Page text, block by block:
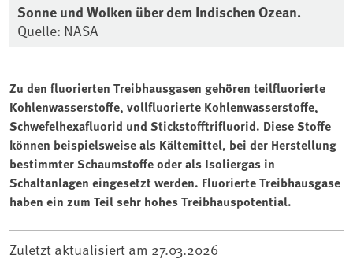
Sonne und Wolken über dem Indischen Ozean.
Quelle: NASA
Zu den fluorierten Treibhausgasen gehören teilfluorierte
Kohlenwasserstoffe, vollfluorierte Kohlenwasserstoffe,
Schwefelhexafluorid und Stickstofftrifluorid. Diese Stoffe
können beispielsweise als Kältemittel, bei der Herstellung
bestimmter Schaumstoffe oder als Isoliergas in
Schaltanlagen eingesetzt werden. Fluorierte Treibhausgase
haben ein zum Teil sehr hohes Treibhauspotential.
Zuletzt aktualisiert am 27.03.2026